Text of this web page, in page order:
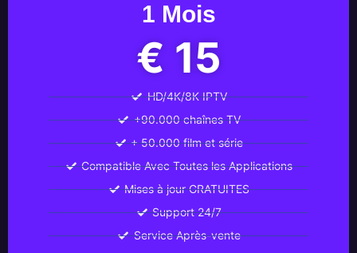
1 Mois
€ 15
HD/4K/8K IPTV
+90.000 chaînes TV
+ 50.000 film et série
Compatible Avec Toutes les Applications
Mises à jour GRATUITES
Support 24/7
Service Après-vente